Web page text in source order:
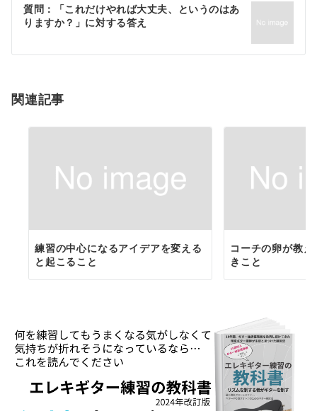
ゲ
シ
ン
質問：「これだけやれば大丈夫、というのはあ
りますか？」に対する答え
関連記事
練習の中心になるアイデアを変える
と起こること
コーチの卵が教
きこと